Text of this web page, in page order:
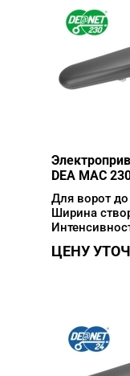
DEA MAC
Для ворот до
Ширина
ЦЕНУ